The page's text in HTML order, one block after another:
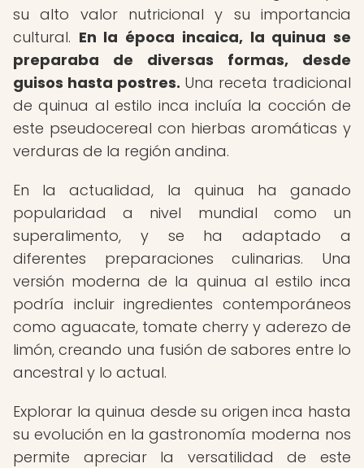
su alto valor nutricional y su importancia
cultural. En la época incaica, la quinua se
preparaba de diversas formas, desde
guisos hasta postres. Una receta tradicional
de quinua al estilo inca incluía la cocción de
este pseudocereal con hierbas aromáticas y
verduras de la región andina.
En la actualidad, la quinua ha ganado
popularidad a nivel mundial como un
superalimento, y se ha adaptado a
diferentes preparaciones culinarias. Una
versión moderna de la quinua al estilo inca
podría incluir ingredientes contemporáneos
como aguacate, tomate cherry y aderezo de
limón, creando una fusión de sabores entre lo
ancestral y lo actual.
Explorar la quinua desde su origen inca hasta
su evolución en la gastronomía moderna nos
permite apreciar la versatilidad de este